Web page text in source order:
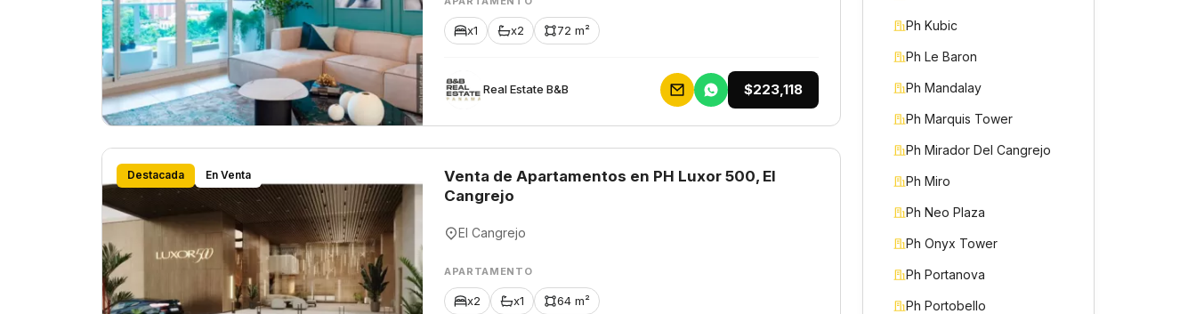
x1 x2 72 m²
Rеаl Еstаtе В&В $223,118
Destacada En Venta
Venta de Apartamentos en PH Luxor 500, El
Cangrejo
El Cangrejo
APARTAMENTO
x2 x1 64 m²
Ph Kubic
Ph Le Baron
Ph Mandalay
Ph Marquis Tower
Ph Mirador Del Cangrejo
Ph Miro
Ph Neo Plaza
Ph Onyx Tower
Ph Portanova
Ph Portobello